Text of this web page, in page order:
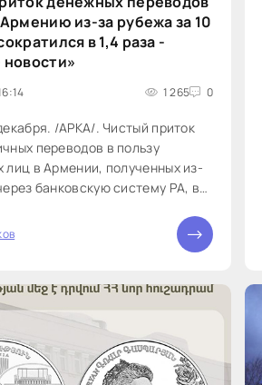
из-за рубежа за 10
в 1,4 раза -
1 265 0
/АРКА/. Чистый приток
переводов в пользу
лиц в Армении, полученных из-
банковскую систему РА, в
$1,45...